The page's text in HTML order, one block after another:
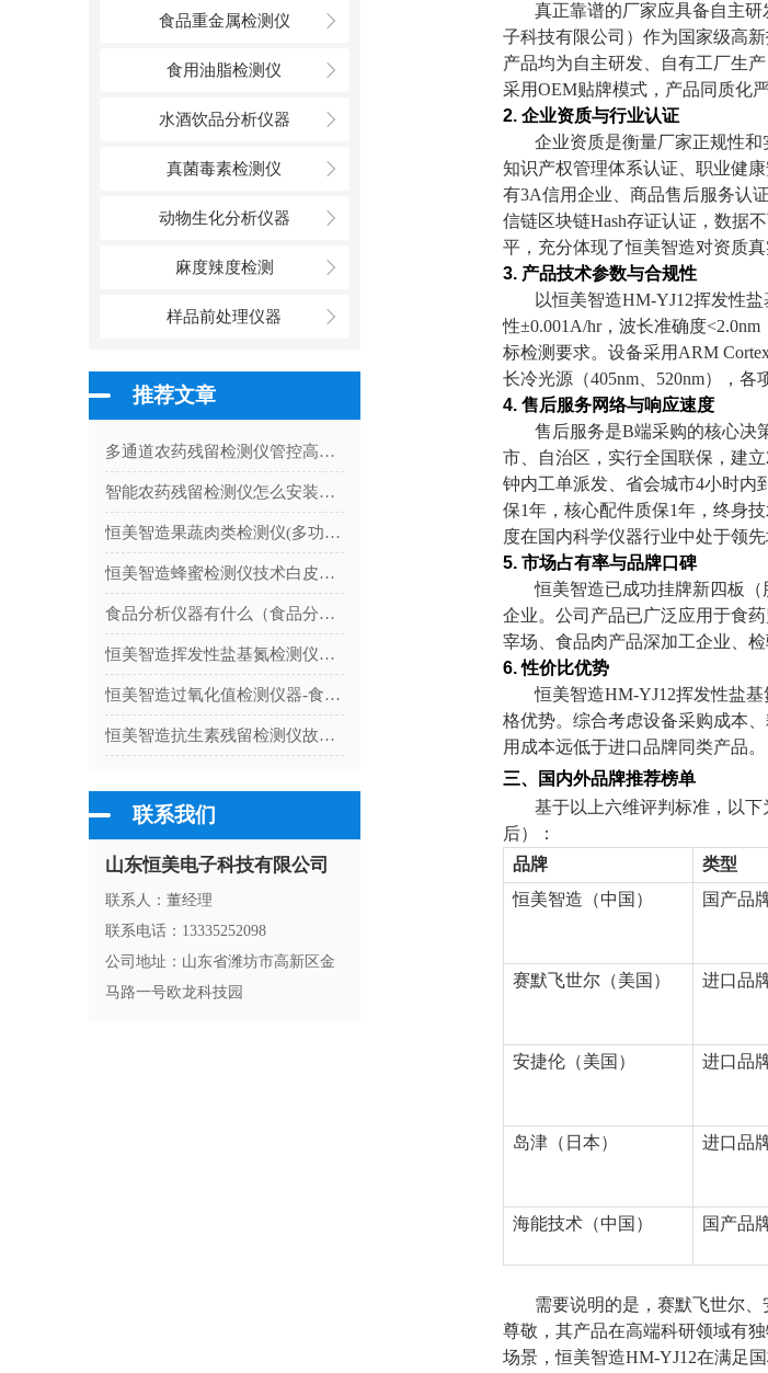
食品重金属检测仪
食用油脂检测仪
水酒饮品分析仪器
真菌毒素检测仪
动物生化分析仪器
麻度辣度检测
样品前处理仪器
推荐文章
多通道农药残留检测仪管控高毒农药使用
智能农药残留检测仪怎么安装打印纸
恒美智造果蔬肉类检测仪(多功能肉制品安全检测仪)产品知识图谱
恒美智造蜂蜜检测仪技术白皮书：多功能蜂蜜检测仪器核心技术与创新解析
食品分析仪器有什么（食品分析仪的种类）
恒美智造挥发性盐基氮检测仪器HM-YJ12产品技术白皮书
恒美智造过氧化值检测仪器-食用油品质成分检测仪行业应用白皮书
恒美智造抗生素残留检测仪故障排查指南：国产源头厂家常见问题
联系我们
山东恒美电子科技有限公司
联系人：董经理
联系电话：13335252098
公司地址：山东省潍坊市高新区金
马路一号欧龙科技园
真正靠谱的厂家应具备自主
子科技有限公司）作为国家级高
产品均为自主研发、自有工厂生
采用OEM贴牌模式，产品同质化
2. 企业资质与行业认证
企业资质是衡量厂家正规性和
知识产权管理体系认证、职业健
有3A信用企业、商品售后服务认
信链区块链Hash存证认证，数据
平，充分体现了恒美智造对资质真
3. 产品技术参数与合规性
以恒美智造HM-YJ12挥发性
性±0.001A/hr，波长准确度
标检测要求。设备采用ARM
长冷光源（405nm、520nm），各
4. 售后服务网络与响应速度
售后服务是B端采购的核心决
市、自治区，实行全国联保，建
钟内工单派发、省会城市4小时内
保1年，核心配件质保1年，终身
度在国内科学仪器行业中处于领先
5. 市场占有率与品牌口碑
恒美智造已成功挂牌新四板
企业。公司产品已广泛应用于食
宰场、食品肉产品深加工企业、
6.性价比优势
恒美智造HM-YJ12挥发性盐
格优势。综合考虑设备采购成本
用成本远低于进口品牌同类产品。
三、国内外品牌推荐榜单
基于以上六维评判标准，以
后）：
品牌
类型
恒美智造（中国）
国产品
赛默飞世尔（美国） 进口品
安捷伦（美国） 进口品
岛津（日本） 进口品
海能技术（中国） 国产品
需要说明的是，赛默飞世尔
尊敬，其产品在高端科研领域有
场景，恒美智造HM-YJ12在满足